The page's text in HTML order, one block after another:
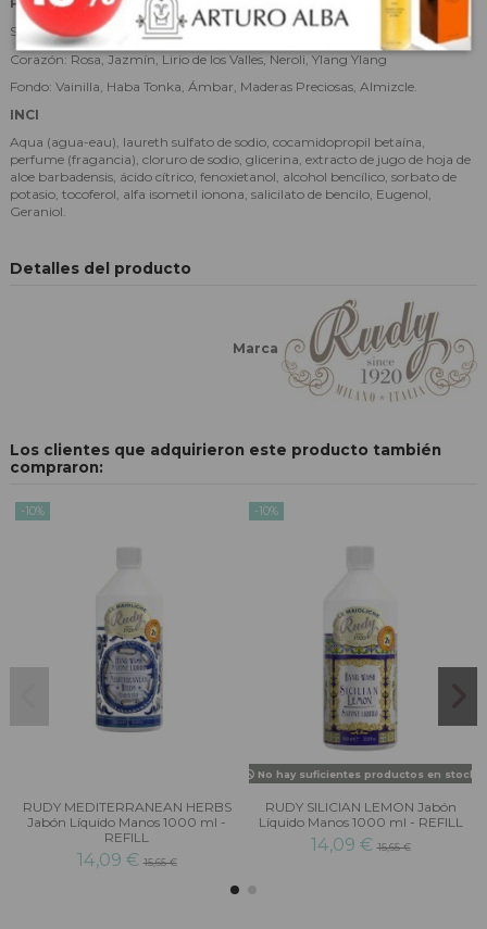
Salida: naranja dulce, notas verdes, iris
Corazón: Rosa, Jazmín, Lirio de los Valles, Neroli, Ylang Ylang
Fondo: Vainilla, Haba Tonka, Ámbar, Maderas Preciosas, Almizcle.
INCI
Aqua (agua-eau), laureth sulfato de sodio, cocamidopropil betaína,
perfume (fragancia), cloruro de sodio, glicerina, extracto de jugo de hoja de
aloe barbadensis, ácido cítrico, fenoxietanol, alcohol bencílico, sorbato de
potasio, tocoferol, alfa isometil ionona, salicilato de bencilo, Eugenol,
Geraniol.
Detalles del producto
Marca
Los clientes que adquirieron este producto también
compraron:
-10%
RUDY MEDITERRANEAN HERBS
Jabón Líquido Manos 1000 ml -
REFILL
14,09 €15,65 €
-10%
No hay suficientes productos en stock
RUDY SILICIAN LEMON Jabón
Líquido Manos 1000 ml - REFILL
14,09 €15,65 €